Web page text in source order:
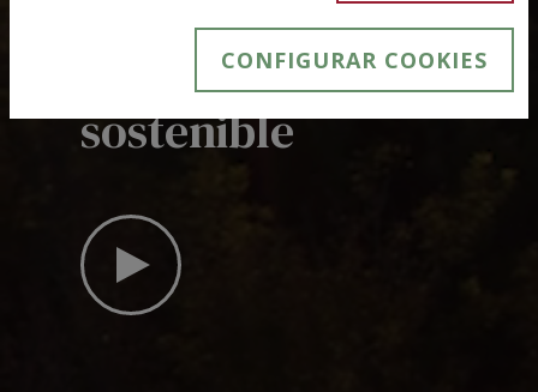
juntos hacia
un futuro
sostenible
CONFIGURAR COOKIES